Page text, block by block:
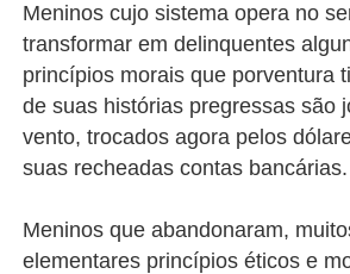
Meninos cujo sistema opera no
transformar em delinquentes
princípios morais que porventura
de suas histórias pregressas são
vento, trocados agora pelos
suas recheadas contas bancárias.
Meninos que abandonaram,
elementares princípios éticos e